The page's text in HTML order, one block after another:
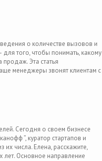
о количестве вызовов и
того, чтобы понимать, какому
Эта статья
менеджеры звонят клиентам с
Сегодня о своем бизнесе
”, куратор стартапов и
их числа. Елена, расскажите,
лет. Основное направление